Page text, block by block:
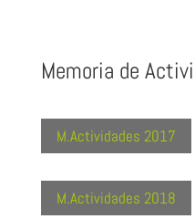
Memoria de
M.Actividades 2017
M.Actividades 2018